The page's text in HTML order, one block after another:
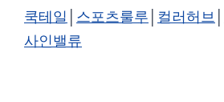
쿡테일 스포츠룰루 컬러허브
사인밸류